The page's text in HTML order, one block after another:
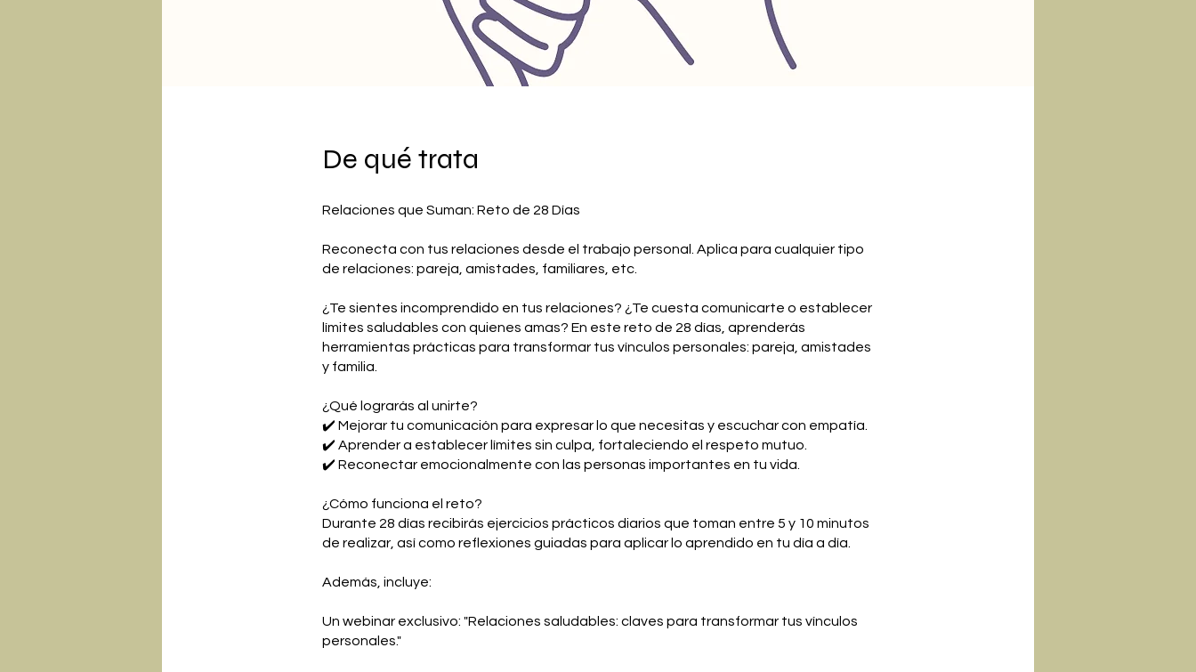
De qué trata
Relaciones que Suman: Reto de 28 Días
Reconecta con tus relaciones desde el trabajo personal. Aplica para cualquier tipo
de relaciones: pareja, amistades, familiares, etc.
¿Te sientes incomprendido en tus relaciones? ¿Te cuesta comunicarte o establecer
límites saludables con quienes amas? En este reto de 28 días, aprenderás
herramientas prácticas para transformar tus vínculos personales: pareja, amistades
y familia.
¿Qué lograrás al unirte?
✔️ Mejorar tu comunicación para expresar lo que necesitas y escuchar con empatía.
✔️ Aprender a establecer límites sin culpa, fortaleciendo el respeto mutuo.
✔️ Reconectar emocionalmente con las personas importantes en tu vida.
¿Cómo funciona el reto?
Durante 28 días recibirás ejercicios prácticos diarios que toman entre 5 y 10 minutos
de realizar, así como reflexiones guiadas para aplicar lo aprendido en tu día a día.
Además, incluye:
Un webinar exclusivo: "Relaciones saludables: claves para transformar tus vínculos
personales."